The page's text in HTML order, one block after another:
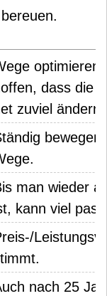
optimieren
dass die
zuviel ändern.
bewegen
man wieder
kann viel
nach 25